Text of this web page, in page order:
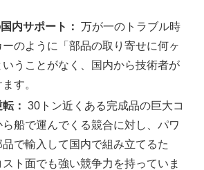
内サポート： 万が一のトラブル時
ーのように「部品の取り寄せに何ヶ
いうことがなく、国内から技術者が
す。
： 30トン近くある完成品の巨大コ
船で運んでくる競合に対し、パワ
で輸入して国内で組み立てるた
ト面でも強い競争力を持っていま